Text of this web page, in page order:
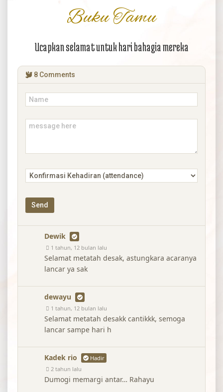
Buku Tamu
Ucapkan selamat untuk hari bahagia mereka
8 Comments
Dewik
1 tahun, 12 bulan lalu
Selamat metatah desak, astungkara acaranya
lancar ya sak
dewayu
1 tahun, 12 bulan lalu
Selamat metatah desakk cantikkk, semoga
lancar sampe hari h
Kadek rio
Hadir
2 tahun lalu
Dumogi memargi antar… Rahayu